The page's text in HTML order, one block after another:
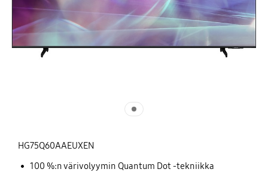
HG75Q60AAEUXEN
100 %:n värivolyymin Quantum Dot -tekniikka